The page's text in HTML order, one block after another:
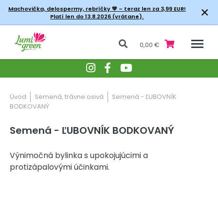
Machovička, delospermy, rebríčky💚 – teraz len za 3,99 EUR!
Platí len do 13.8.2026 (vrátane).
×
0,00 €
Úvod Semená, trávne osivá
Semená - ĽUBOVNÍK
BODKOVANÝ
Semená - ĽUBOVNÍK BODKOVANÝ
Výnimočná bylinka s upokojujúcimi a
protizápalovými účinkami.